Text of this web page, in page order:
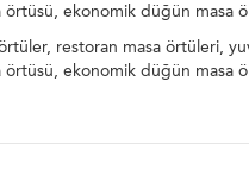
örtüsü, ekonomik düğün masa
restoran masa örtüleri,
örtüsü, ekonomik düğün masa